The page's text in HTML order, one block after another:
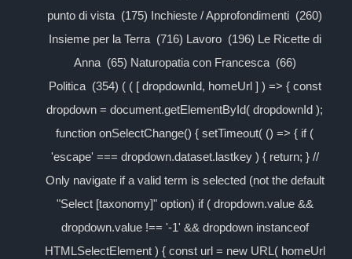
punto di vista (175) Inchieste / Approfondimenti (260)
Insieme per la Terra (716) Lavoro (196) Le Ricette di
Anna (65) Naturopatia con Francesca (66)
Politica (354) ( ( [ dropdownId, homeUrl ] ) => { const
dropdown = document.getElementById( dropdownId );
function onSelectChange() { setTimeout( () => { if (
'escape' === dropdown.dataset.lastkey ) { return; } //
Only navigate if a valid term is selected (not the default
"Select [taxonomy]" option) if ( dropdown.value &&
dropdown.value !== '-1' && dropdown instanceof
HTMLSelectElement ) { const url = new URL( homeUrl